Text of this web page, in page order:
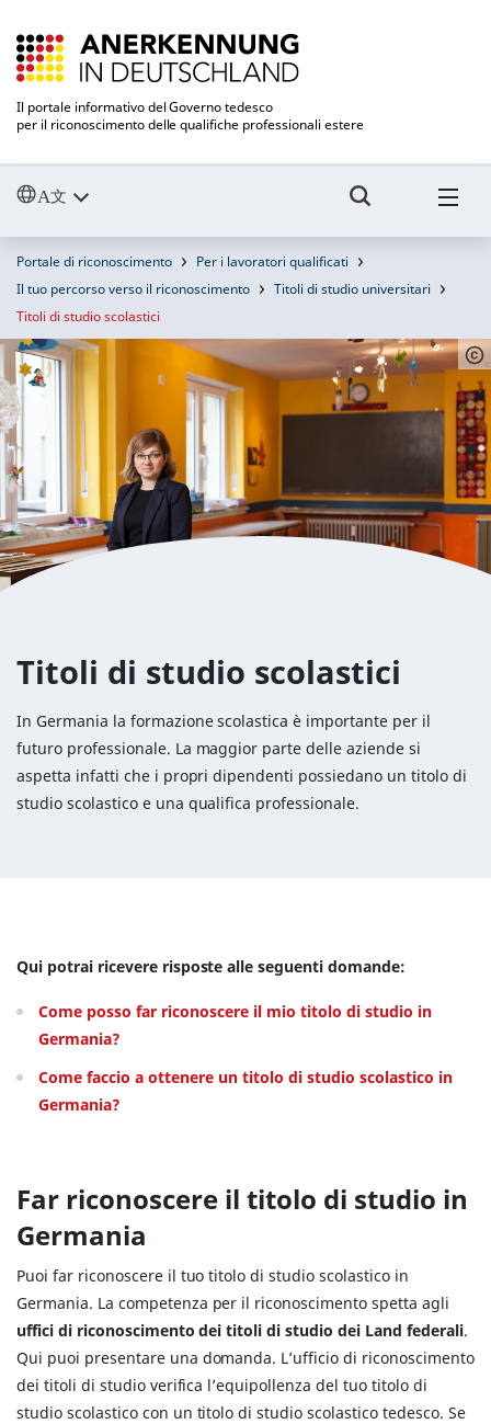
Il portale informativo del Governo tedesco
per il riconoscimento delle qualifiche professionali estere
Portale di riconoscimento
Per i lavoratori qualificati
Il tuo percorso verso il riconoscimento
Titoli di studio universitari
Titoli di studio scolastici
Titoli di studio scolastici
In Germania la formazione scolastica è importante per il
futuro professionale. La maggior parte delle aziende si
aspetta infatti che i propri dipendenti possiedano un titolo di
studio scolastico e una qualifica professionale.
Qui potrai ricevere risposte alle seguenti domande:
Come posso far riconoscere il mio titolo di studio in
Germania?
Come faccio a ottenere un titolo di studio scolastico in
Germania?
Far riconoscere il titolo di studio in
Germania
Puoi far riconoscere il tuo titolo di studio scolastico in
Germania. La competenza per il riconoscimento spetta agli
uffici di riconoscimento dei titoli di studio dei Land federali.
Qui puoi presentare una domanda. L’ufficio di riconoscimento
dei titoli di studio verifica l’equipollenza del tuo titolo di
studio scolastico con un titolo di studio scolastico tedesco. Se